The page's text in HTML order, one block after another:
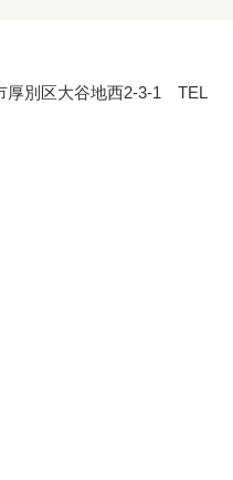
厚別区大谷地西2-3-1 TEL